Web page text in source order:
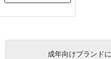
成年向けブランドに